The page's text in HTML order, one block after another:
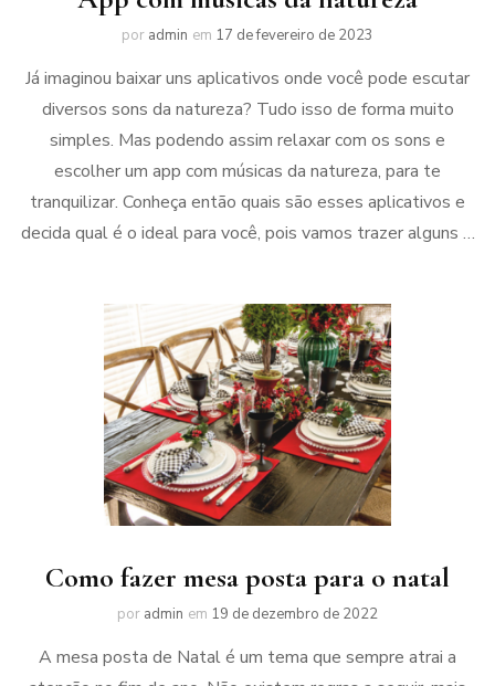
por admin em 17 de fevereiro de 2023
Já imaginou baixar uns aplicativos onde você pode escutar
diversos sons da natureza? Tudo isso de forma muito
simples. Mas podendo assim relaxar com os sons e
escolher um app com músicas da natureza, para te
tranquilizar. Conheça então quais são esses aplicativos e
decida qual é o ideal para você, pois vamos trazer alguns …
Como fazer mesa posta para o natal
por admin em 19 de dezembro de 2022
A mesa posta de Natal é um tema que sempre atrai a